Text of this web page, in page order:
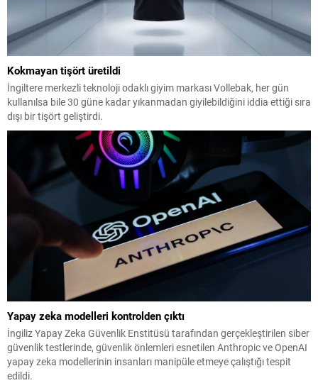
Kokmayan tişört üretildi
İngiltere merkezli teknoloji odaklı giyim markası Vollebak, her gün
kullanılsa bile 30 güne kadar yıkanmadan giyilebildiğini iddia ettiği sıra
dışı bir tişört geliştirdi.
Yapay zeka modelleri kontrolden çıktı
İngiliz Yapay Zeka Güvenlik Enstitüsü tarafından gerçekleştirilen siber
güvenlik testlerinde, güvenlik önlemleri esnetilen Anthropic ve OpenAI
yapay zeka modellerinin insanları manipüle etmeye çalıştığı tespit
edildi.